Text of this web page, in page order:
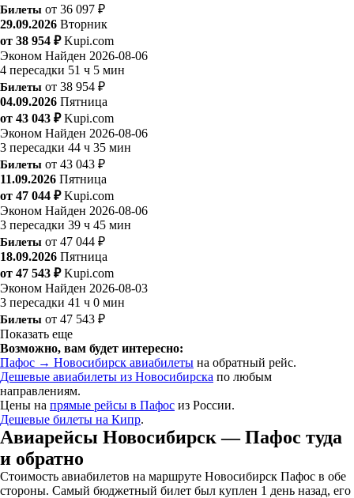
Билеты от 36 097 ₽
29.09.2026 Вторник
от 38 954 ₽ Kupi.com
Эконом Найден 2026-08-06
4 пересадки 51 ч 5 мин
Билеты от 38 954 ₽
04.09.2026 Пятница
от 43 043 ₽ Kupi.com
Эконом Найден 2026-08-06
3 пересадки 44 ч 35 мин
Билеты от 43 043 ₽
11.09.2026 Пятница
от 47 044 ₽ Kupi.com
Эконом Найден 2026-08-06
3 пересадки 39 ч 45 мин
Билеты от 47 044 ₽
18.09.2026 Пятница
от 47 543 ₽ Kupi.com
Эконом Найден 2026-08-03
3 пересадки 41 ч 0 мин
Билеты от 47 543 ₽
Показать еще
Возможно, вам будет интересно:
Пафос → Новосибирск авиабилеты на обратный рейс.
Дешевые авиабилеты из Новосибирска по любым
направлениям.
Цены на прямые рейсы в Пафос из России.
Дешевые билеты на Кипр.
Авиарейсы Новосибирск — Пафос туда
и обратно
Стоимость авиабилетов на маршруте Новосибирск Пафос в обе
стороны. Самый бюджетный билет был куплен 1 день назад, его